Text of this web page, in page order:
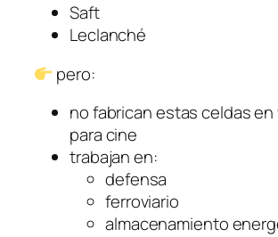
Saft
Leclanché
pero:
no fabrican estas celdas
para cine
trabajan en:
defensa
ferroviario
almacenamiento